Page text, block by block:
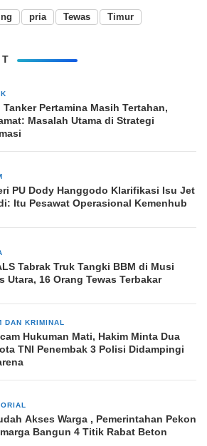
pria Tewas Timur
Tanker Pertamina Masih Tertahan,
Masalah Utama di Strategi
PU Dody Hanggodo Klarifikasi Isu Jet
Itu Pesawat Operasional Kemenhub
Tabrak Truk Tangki BBM di Musi
Utara, 16 Orang Tewas Terbakar
DAN KRIMINAL
Hukuman Mati, Hakim Minta Dua
TNI Penembak 3 Polisi Didampingi
Akses Warga , Pemerintahan Pekon
Bangun 4 Titik Rabat Beton